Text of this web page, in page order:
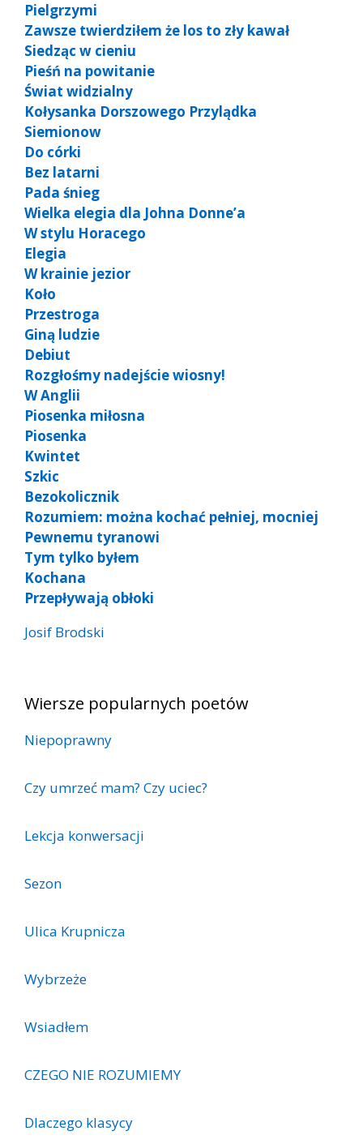
Pielgrzymi
Zawsze twierdziłem że los to zły kawał
Siedząc w cieniu
Pieśń na powitanie
Świat widzialny
Kołysanka Dorszowego Przylądka
Siemionow
Do córki
Bez latarni
Pada śnieg
Wielka elegia dla Johna Donne’a
W stylu Horacego
Elegia
W krainie jezior
Koło
Przestroga
Giną ludzie
Debiut
Rozgłośmy nadejście wiosny!
W Anglii
Piosenka miłosna
Piosenka
Kwintet
Szkic
Bezokolicznik
Rozumiem: można kochać pełniej, mocniej
Pewnemu tyranowi
Tym tylko byłem
Kochana
Przepływają obłoki
Josif Brodski
Wiersze popularnych poetów
Niepoprawny
Czy umrzeć mam? Czy uciec?
Lekcja konwersacji
Sezon
Ulica Krupnicza
Wybrzeże
Wsiadłem
CZEGO NIE ROZUMIEMY
Dlaczego klasycy